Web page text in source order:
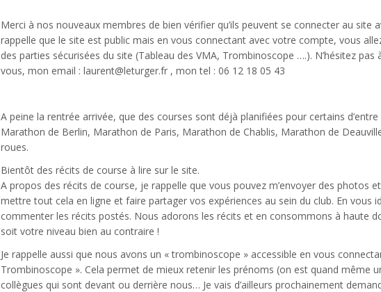
Merci à nos nouveaux membres de bien vérifier qu’ils peuvent se connecter au site
rappelle que le site est public mais en vous connectant avec votre compte, vous
des parties sécurisées du site (Tableau des VMA, Trombinoscope ….). N’hésitez
vous, mon email : laurent@leturger.fr , mon tel : 06 12 18 05 43
A peine la rentrée arrivée, que des courses sont déjà planifiées pour certains d’entre
Marathon de Berlin, Marathon de Paris, Marathon de Chablis, Marathon de
roues.
Bientôt des récits de course à lire sur le site.
A propos des récits de course, je rappelle que vous pouvez m’envoyer des photos
mettre tout cela en ligne et faire partager vos expériences au sein du club. En vous
commenter les récits postés. Nous adorons les récits et en consommons à haute
soit votre niveau bien au contraire !
Je rappelle aussi que nous avons un « trombinoscope » accessible en vous
Trombinoscope ». Cela permet de mieux retenir les prénoms (on est quand même
collègues qui sont devant ou derrière nous… Je vais d’ailleurs prochainement